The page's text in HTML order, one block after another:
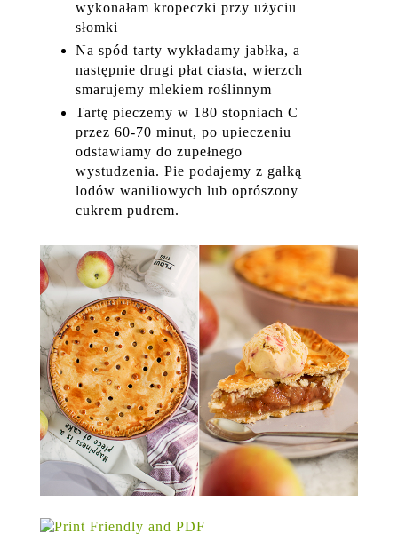
wykonałam kropeczki przy użyciu
słomki
Na spód tarty wykładamy jabłka, a
następnie drugi płat ciasta, wierzch
smarujemy mlekiem roślinnym
Tartę pieczemy w 180 stopniach C
przez 60-70 minut, po upieczeniu
odstawiamy do zupełnego
wystudzenia. Pie podajemy z gałką
lodów waniliowych lub oprószony
cukrem pudrem.